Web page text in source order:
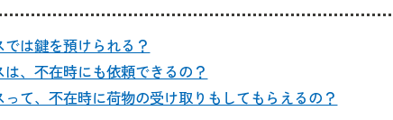
は鍵を預けられる？
、不在時にも依頼できるの？
て、不在時に荷物の受け取りもしてもらえるの？